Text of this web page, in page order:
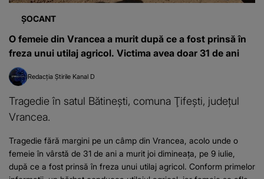
ȘOCANT
O femeie din Vrancea a murit după ce a fost prinsă în
freza unui utilaj agricol. Victima avea doar 31 de ani
Redacția Știrile Kanal D
Tragedie în satul Bătineşti, comuna Ţifeşti, județul
Vrancea.
Tragedie fără margini pe un câmp din Vrancea, acolo unde o
femeie în vârstă de 31 de ani a murit joi dimineața, pe 9 iulie,
după ce a fost prinsă în freza unui utilaj agricol. Conform primelor